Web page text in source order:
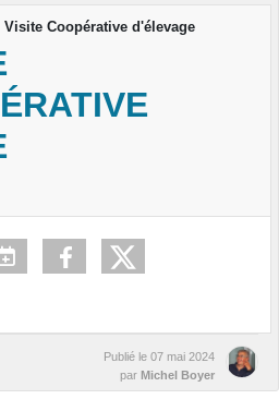
Visite Coopérative d'élevage
Publié le 07 mai 2024
par Michel Boyer